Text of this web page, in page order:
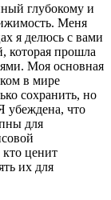
глубокому и
Меня
я делюсь с вами
которая прошла
Моя основная
в мире
сохранить, но
убеждена, что
для
кто ценит
их для